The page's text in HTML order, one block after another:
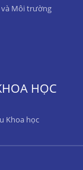
và Môi trường
HỌC
Khoa học